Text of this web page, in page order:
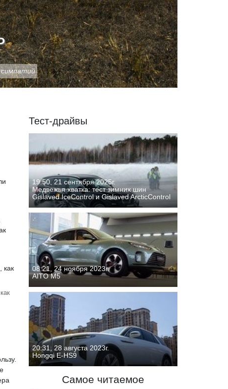
симпатий
Тест-драйвы
19:50, 21 сентября 2025г.
Медвежья хватка: тест зимних шин
Gislaved IceControl и Gislaved ArcticControl
08:21, 24 ноября 2023г.
AITO M5
20:31, 28 августа 2023г.
Hongqi E-HS9
Самое читаемое